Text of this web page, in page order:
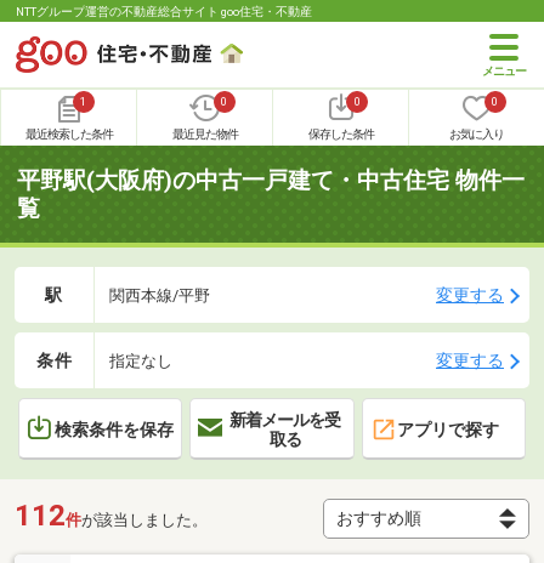
NTTグループ運営の不動産総合サイト goo住宅・不動産
1
最近検索した条件
0
最近見た物件
0
保存した条件
0
お気に入り
平野駅(大阪府)の中古一戸建て・中古住宅 物件一
覧
駅 関西本線/平野 変更する
条件 指定なし 変更する
検索条件を保存
新着メールを受
取る
アプリで探す
112件が該当しました。